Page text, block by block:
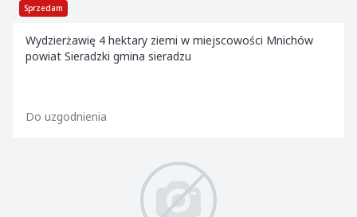
Sprzedam
Wydzierżawię 4 hektary ziemi w miejscowości Mnichów
powiat Sieradzki gmina sieradzu
Do uzgodnienia